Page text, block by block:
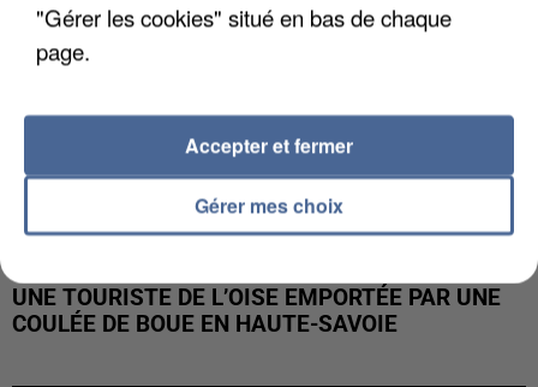
UNE TOURISTE DE L’OISE EMPORTÉE PAR UNE
COULÉE DE BOUE EN HAUTE-SAVOIE
"Gérer les cookies" situé en bas de chaque
page.
Gérer mes choix
Accepter et fermer